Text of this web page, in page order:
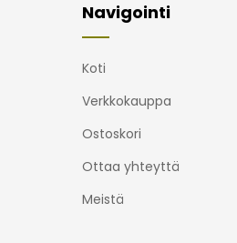
Navigointi
Koti
Verkkokauppa
Ostoskori
Ottaa yhteyttä
Meistä